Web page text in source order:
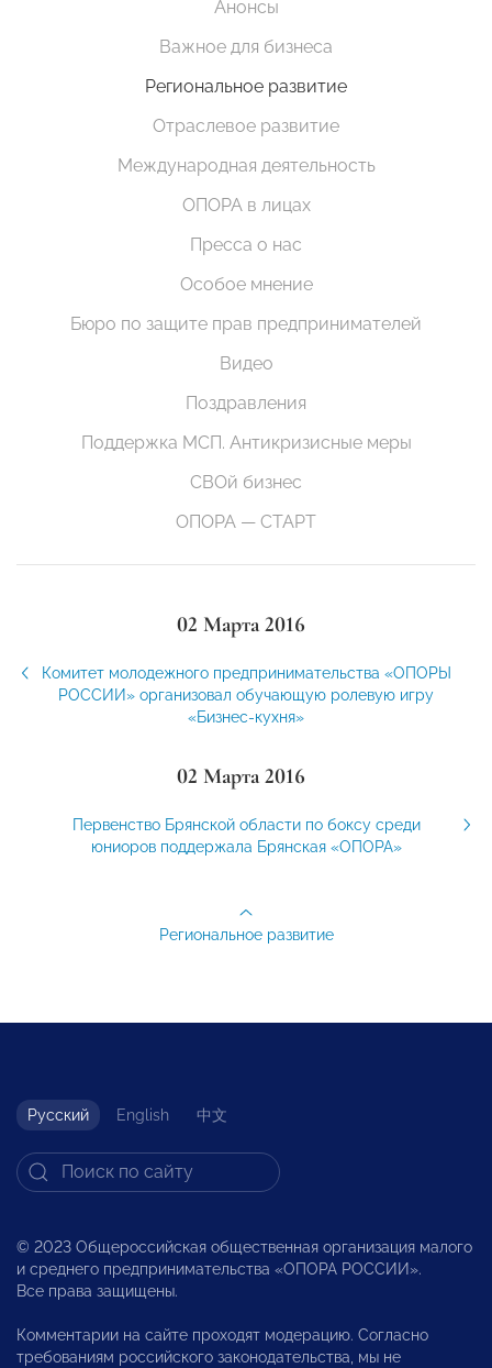
Анонсы
Важное для бизнеса
Региональное развитие
Отраслевое развитие
Международная деятельность
ОПОРА в лицах
Пресса о нас
Особое мнение
Бюро по защите прав предпринимателей
Видео
Поздравления
Поддержка МСП. Антикризисные меры
СВОй бизнес
ОПОРА — СТАРТ
02 Марта 2016
Комитет молодежного предпринимательства «ОПОРЫ
РОССИИ» организовал обучающую ролевую игру
«Бизнес-кухня»
02 Марта 2016
Первенство Брянской области по боксу среди
юниоров поддержала Брянская «ОПОРА»
Региональное развитие
Русский English 中文
© 2023 Общероссийская общественная организация малого
и среднего предпринимательства «ОПОРА РОССИИ».
Все права защищены.
Комментарии на сайте проходят модерацию. Согласно
требованиям российского законодательства, мы не